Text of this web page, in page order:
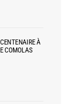
À
COMOLAS